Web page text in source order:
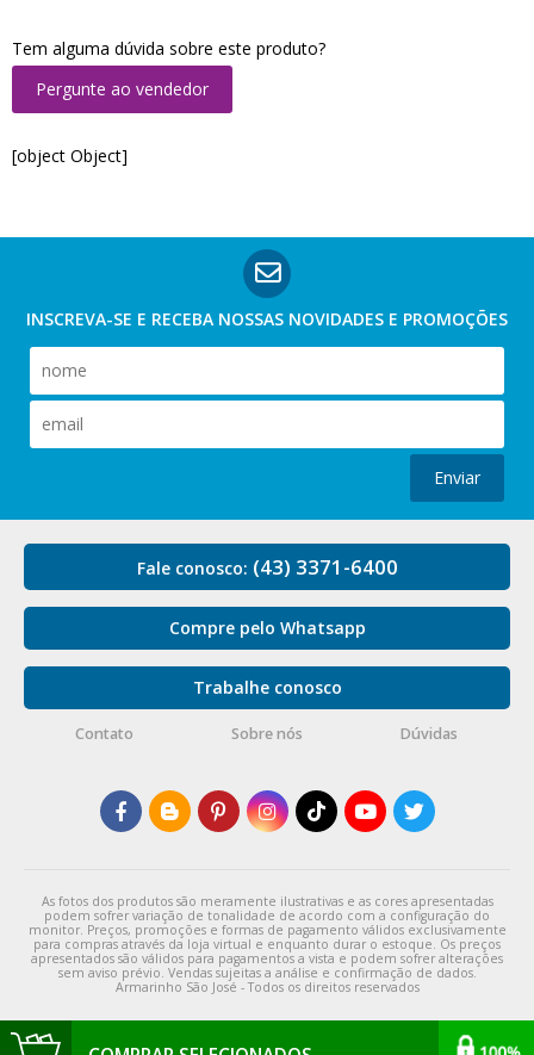
Tem alguma dúvida sobre este produto?
Pergunte ao vendedor
[object Object]
INSCREVA-SE E RECEBA NOSSAS NOVIDADES E PROMOÇÕES
Enviar
Fale conosco: (43) 3371-6400
Compre pelo Whatsapp
Trabalhe conosco
Contato Sobre nós Dúvidas
As fotos dos produtos são meramente ilustrativas e as cores apresentadas
podem sofrer variação de tonalidade de acordo com a configuração do
monitor. Preços, promoções e formas de pagamento válidos exclusivamente
para compras através da loja virtual e enquanto durar o estoque. Os preços
apresentados são válidos para pagamentos a vista e podem sofrer alterações
sem aviso prévio. Vendas sujeitas a análise e confirmação de dados.
Armarinho São José - Todos os direitos reservados